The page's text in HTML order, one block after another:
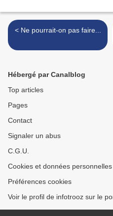
< Ne pourrait-on pas faire...
Hébergé par Canalblog
Top articles
Pages
Contact
Signaler un abus
C.G.U.
Cookies et données personnelles
Préférences cookies
Voir le profil de infotrooz sur le